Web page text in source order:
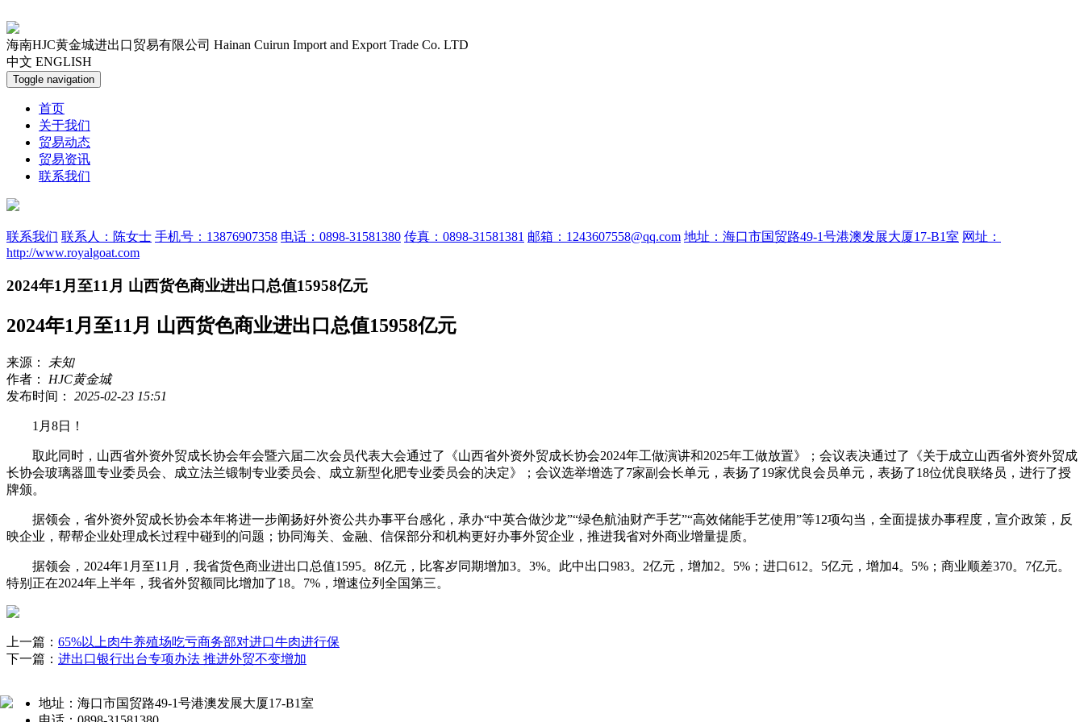
海南HJC黄金城进出口贸易有限公司 Hainan Cuirun Import and Export Trade Co. LTD
中文 ENGLISH
Toggle navigation
首页
关于我们
贸易动态
贸易资讯
联系我们
联系我们 联系人：陈女士 手机号：13876907358 电话：0898-31581380 传真：0898-31581381 邮箱：1243607558@qq.com 地址：海口市国贸路49-1号港澳发展大厦17-B1室 网址：
http://www.royalgoat.com
2024年1月至11月 山西货色商业进出口总值15958亿元
2024年1月至11月 山西货色商业进出口总值15958亿元
来源：
未知
作者： HJC黄金城
发布时间： 2025-02-23 15:51
1月8日！
取此同时，山西省外资外贸成长协会年会暨六届二次会员代表大会通过了《山西省外资外贸成长协会2024年工做演讲和2025年工做放置》；会议表决通过了《关于成立山西省外资外贸成
长协会玻璃器皿专业委员会、成立法兰锻制专业委员会、成立新型化肥专业委员会的决定》；会议选举增选了7家副会长单元，表扬了19家优良会员单元，表扬了18位优良联络员，进行了授
牌颁。
据领会，省外资外贸成长协会本年将进一步阐扬好外资公共办事平台感化，承办“中英合做沙龙”“绿色航油财产手艺”“高效储能手艺使用”等12项勾当，全面提拔办事程度，宣介政策，反
映企业，帮帮企业处理成长过程中碰到的问题；协同海关、金融、信保部分和机构更好办事外贸企业，推进我省对外商业增量提质。
据领会，2024年1月至11月，我省货色商业进出口总值1595。8亿元，比客岁同期增加3。3%。此中出口983。2亿元，增加2。5%；进口612。5亿元，增加4。5%；商业顺差370。7亿元。
特别正在2024年上半年，我省外贸额同比增加了18。7%，增速位列全国第三。
上一篇： 65%以上肉牛养殖场吃亏商务部对进口牛肉进行保
下一篇： 进出口银行出台专项办法 推进外贸不变增加
地址：海口市国贸路49-1号港澳发展大厦17-B1室